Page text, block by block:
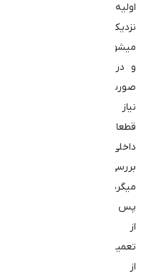
اولیه
نزدیک
میشود
و در
صورت
نیاز
قطعات
داخلی
بررسی
میگردند.
پس
از
تعمیر
از